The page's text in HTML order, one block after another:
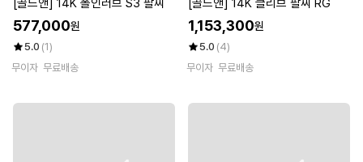
[골드앤] 14K 폴인러브 S3 팔찌
577,000원
5.0 (1)
무이자 무료배송
[골드앤] 14K 클리브 팔찌 RG
1,153,300원
5.0 (4)
무이자 무료배송